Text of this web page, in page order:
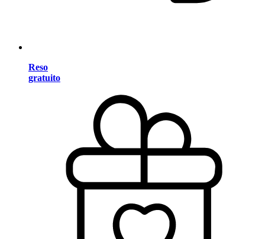
Reso
gratuito